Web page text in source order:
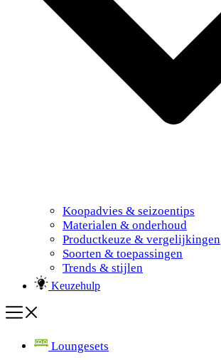
Koopadvies & seizoentips
Materialen & onderhoud
Productkeuze & vergelijkingen
Soorten & toepassingen
Trends & stijlen
Keuzehulp
Loungesets